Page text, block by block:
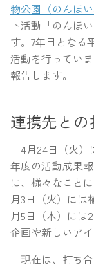
物公園（のんほい
ト活動「のんほ
す。7年目となる
活動を行ってい
報告します。
連携先と
4月24日（火）
年度の活動成果
に、様々なこと
月3日（火）には
月5日（木）には
企画や新しいア
現在は、打ち